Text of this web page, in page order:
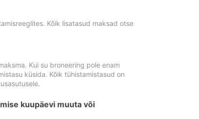
Kõik lisatasud maksad otse
Kui su broneering pole enam
küsida. Kõik tühistamistasud on
kuupäevi muuta või